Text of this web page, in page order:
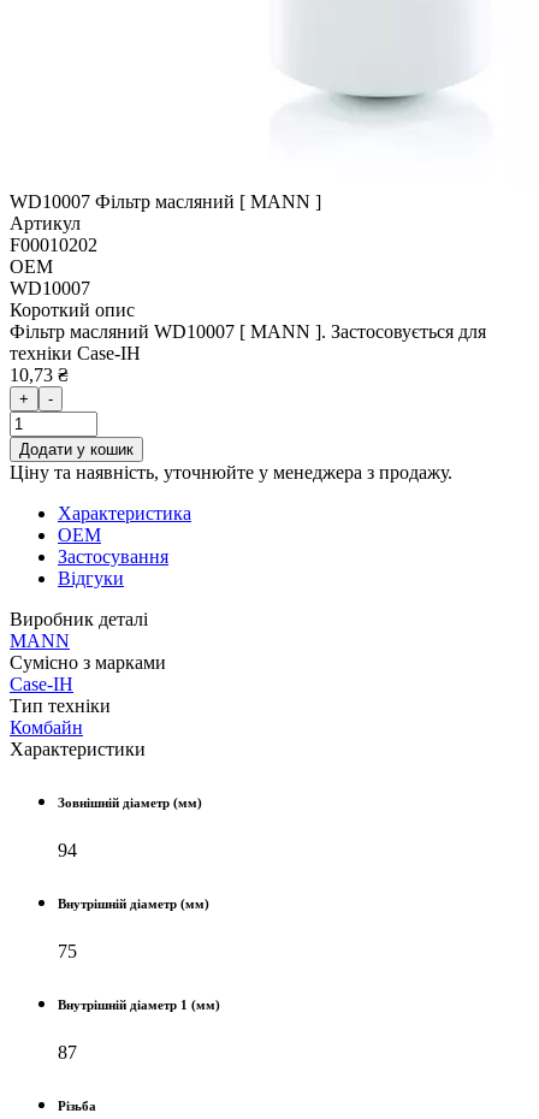
WD10007 Фільтр масляний [ MANN ]
Артикул
F00010202
OEM
WD10007
Короткий опис
Фільтр масляний WD10007 [ MANN ]. Застосовується для
техніки Case-IH
10,73 ₴
+ -
Додати у кошик
Ціну та наявність, уточнюйте у менеджера з продажу.
Характеристика
OEM
Застосування
Відгуки
Виробник деталі
MANN
Сумісно з марками
Case-IH
Тип техніки
Комбайн
Характеристики
Зовнішній діаметр (мм)
94
Внутрішній діаметр (мм)
75
Внутрішній діаметр 1 (мм)
87
Різьба